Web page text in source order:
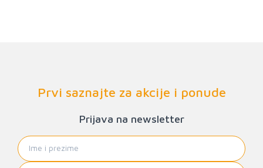
Prvi saznajte za akcije i ponude
Prijava na newsletter